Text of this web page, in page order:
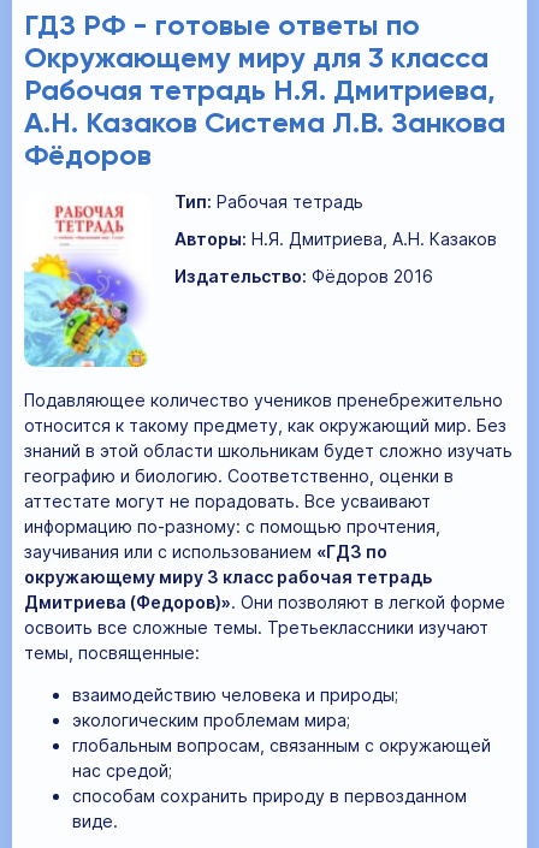
ГДЗ РФ - готовые ответы по
Окружающему миру для 3 класса
Рабочая тетрадь Н.Я. Дмитриева,
А.Н. Казаков Система Л.В. Занкова
Фёдоров
Тип: Рабочая тетрадь
Авторы: Н.Я. Дмитриева, А.Н. Казаков
Издательство: Фёдоров 2016
Подавляющее количество учеников пренебрежительно
относится к такому предмету, как окружающий мир. Без
знаний в этой области школьникам будет сложно изучать
географию и биологию. Соответственно, оценки в
аттестате могут не порадовать. Все усваивают
информацию по-разному: с помощью прочтения,
заучивания или с использованием «ГДЗ по
окружающему миру 3 класс рабочая тетрадь
Дмитриева (Федоров)». Они позволяют в легкой форме
освоить все сложные темы. Третьеклассники изучают
темы, посвященные:
взаимодействию человека и природы;
экологическим проблемам мира;
глобальным вопросам, связанным с окружающей
нас средой;
способам сохранить природу в первозданном
виде.